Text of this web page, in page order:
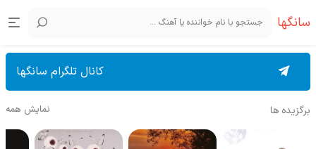
سانگها
کانال تلگرام سانگها
برگزیده ها نمایش همه